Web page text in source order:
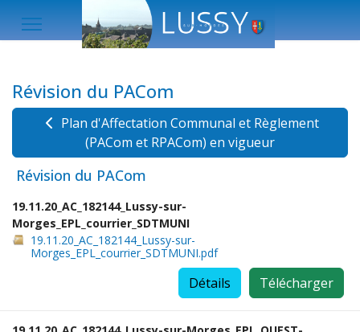
Révision du PACom
Plan d'Affectation Communal et Règlement
(PACom et RPACom) en vigueur
Révision du PACom
19.11.20_AC_182144_Lussy-sur-
Morges_EPL_courrier_SDTMUNI
19.11.20_AC_182144_Lussy-sur-
Morges_EPL_courrier_SDTMUNI.pdf
Télécharger
Détails